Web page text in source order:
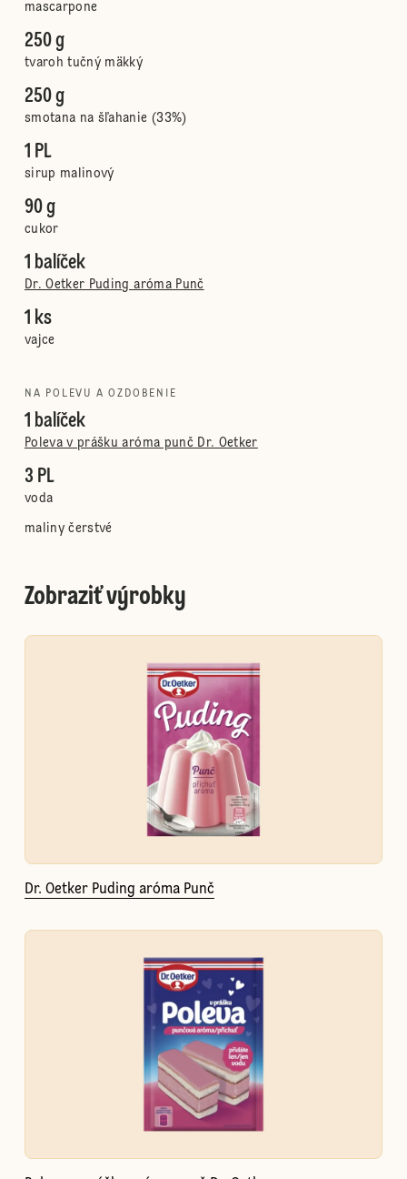
mascarpone
250 g
tvaroh tučný mäkký
250 g
smotana na šľahanie (33%)
1 PL
sirup malinový
90 g
cukor
1 balíček
Dr. Oetker Puding aróma Punč
1 ks
vajce
NA POLEVU A OZDOBENIE
1 balíček
Poleva v prášku aróma punč Dr. Oetker
3 PL
voda
maliny čerstvé
Zobraziť výrobky
Dr. Oetker Puding aróma Punč